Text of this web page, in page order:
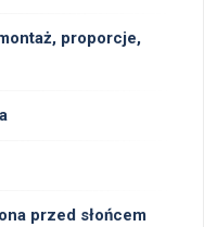
proporcje,
przed słońcem